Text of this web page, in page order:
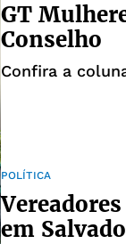
GT
Conselho
Confira a
POLÍTICA
em